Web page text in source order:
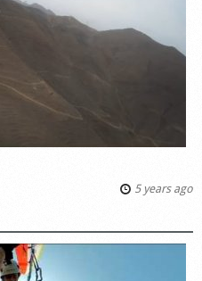
5 years ago